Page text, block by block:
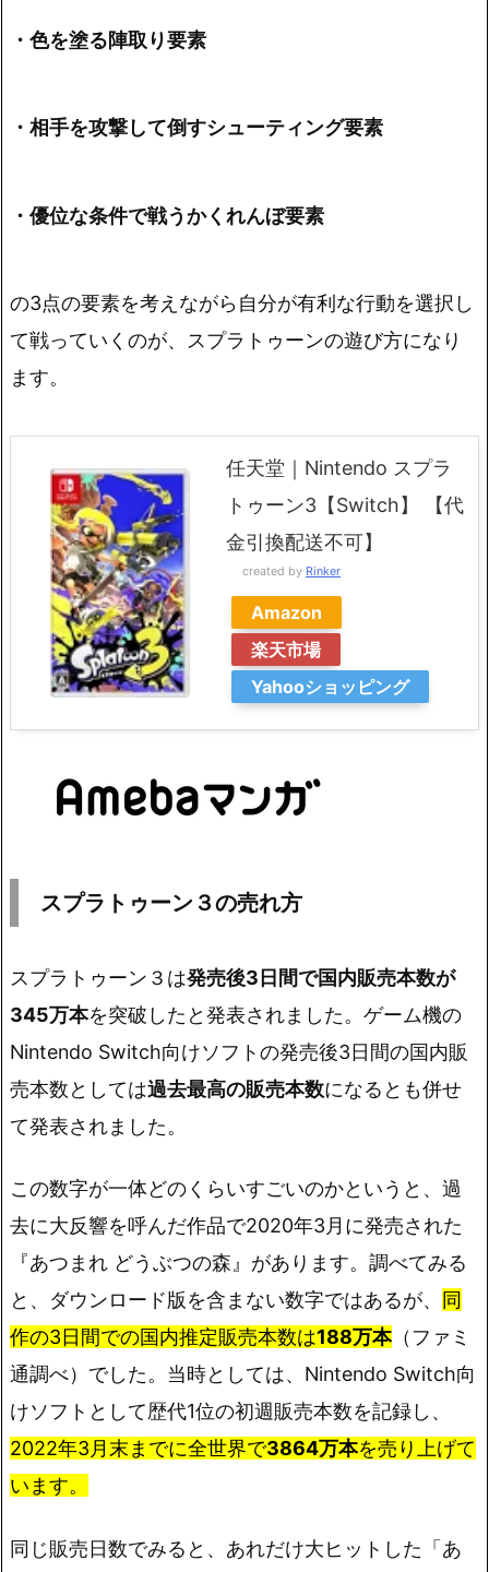
・色を塗る陣取り要素
・相手を攻撃して倒すシューティング要素
・優位な条件で戦うかくれんぼ要素
の3点の要素を考えながら自分が有利な行動を選択し
て戦っていくのが、スプラトゥーンの遊び方になり
ます。
任天堂｜Nintendo スプラ
トゥーン3【Switch】 【代
金引換配送不可】
created by Rinker
Amazon
楽天市場
Yahooショッピング
スプラトゥーン３の売れ方
スプラトゥーン３は発売後3日間で国内販売本数が
345万本を突破したと発表されました。ゲーム機の
Nintendo Switch向けソフトの発売後3日間の国内販
売本数としては過去最高の販売本数になるとも併せ
て発表されました。
この数字が一体どのくらいすごいのかというと、過
去に大反響を呼んだ作品で2020年3月に発売された
『あつまれ どうぶつの森』があります。調べてみる
と、ダウンロード版を含まない数字ではあるが、
同
作の3日間での国内推定販売本数は188万本（ファミ
通調べ）でした。当時としては、Nintendo Switch向
けソフトとして歴代1位の初週販売本数を記録し、
2022年3月末までに全世界で3864万本を売り上げて
います。
同じ販売日数でみると、あれだけ大ヒットした「あ